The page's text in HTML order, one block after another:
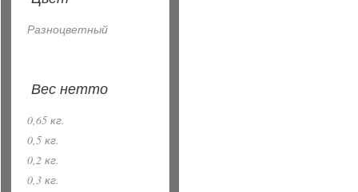
Разноцветный
Вес нетто
0,65 кг.
0,5 кг.
0,2 кг.
0,3 кг.